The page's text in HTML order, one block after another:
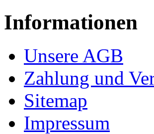
Informationen
Unsere AGB
Zahlung und
Sitemap
Impressum